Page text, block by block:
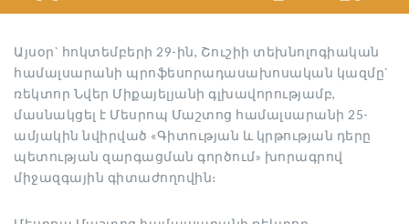
Այսօր` հոկտեմբերի 29-ին, Շուշիի տեխնոլոգիական
համալսարանի պրոֆեսորադասախոսական կազմը`
ռեկտոր Նվեր Միքայելյանի գլխավորությամբ,
մասնակցել է Մեսրոպ Մաշտոց համալսարանի 25-
ամյակին նվիրված «Գիտության և կրթության դերը
պետության զարգացման գործում» խորագրով
միջազգային գիտաժողովին։